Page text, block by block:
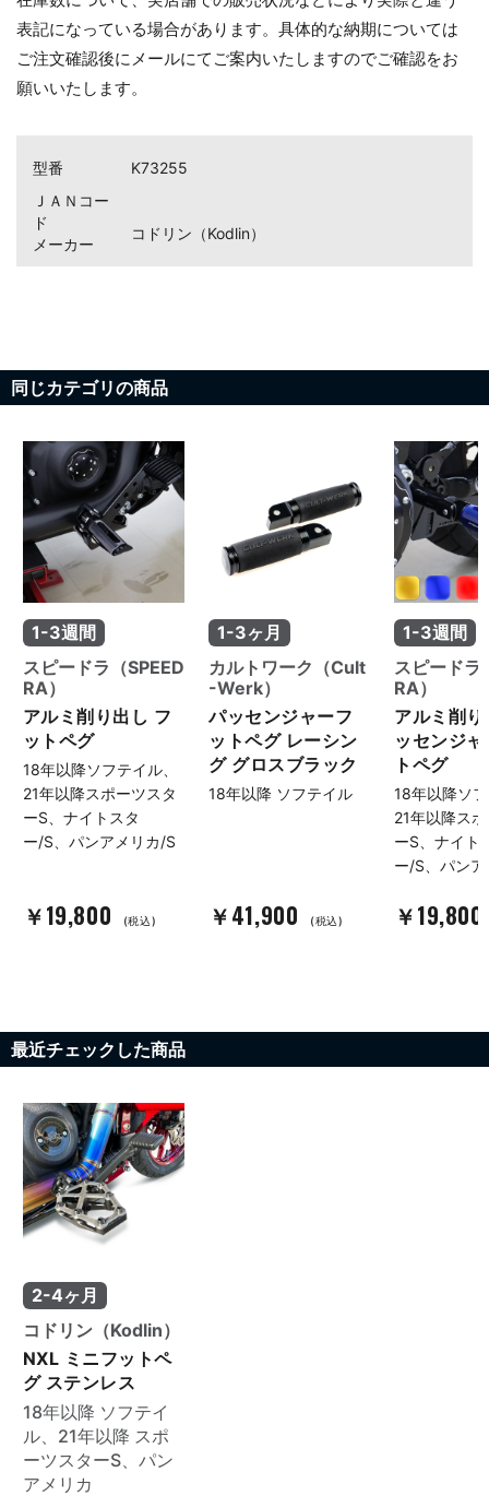
表記になっている場合があります。具体的な納期については
ご注文確認後にメールにてご案内いたしますのでご確認をお
願いいたします。
型番
K73255
ＪＡＮコー
ド
メーカー
コドリン（Kodlin）
同じカテゴリの商品
1-3週間
スピードラ（SPEED
RA）
アルミ削り出し フ
ットペグ
18年以降ソフテイル、
21年以降スポーツスタ
ーS、ナイトスタ
ー/S、パンアメリカ/S
￥19,800 (税込)
1-3ヶ月
カルトワーク（Cult
-Werk）
パッセンジャーフ
ットペグ レーシン
グ グロスブラック
18年以降 ソフテイル
￥41,900 (税込)
1-3週間
スピードラ
RA）
アルミ削
ッセンジ
トペグ
18年以降ソ
21年以降ス
ーS、ナイト
ー/S、パン
￥19,800
最近チェックした商品
2-4ヶ月
コドリン（Kodlin）
NXL ミニフットペ
グ ステンレス
18年以降 ソフテイ
ル、21年以降 スポ
ーツスターS、パン
アメリカ